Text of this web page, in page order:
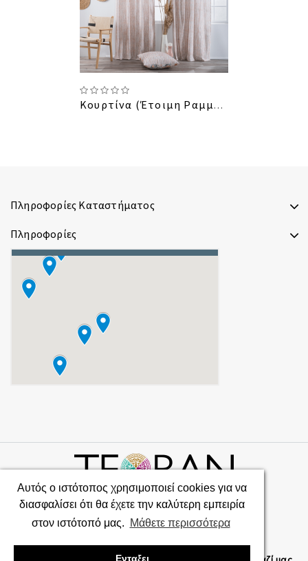
Αυτός ο ιστότοπος χρησιμοποιεί cookies για να
διασφαλίσει ότι θα έχετε την καλύτερη εμπειρία
στον ιστότοπό μας.
Μάθετε περισσότερα
Ενταξει
Κουρτίνα (Έτοιμη Ραμμένη) Elda
Πληροφορίες Καταστήματος
Πληροφορίες
TEORAN © 2026 Powered By Adminia